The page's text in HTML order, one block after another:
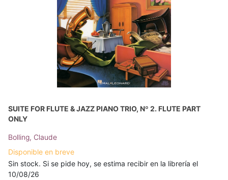
SUITE FOR FLUTE & JAZZ PIANO TRIO, Nº 2. FLUTE PART
ONLY
Bolling, Claude
Disponible en breve
Sin stock. Si se pide hoy, se estima recibir en la librería el
10/08/26